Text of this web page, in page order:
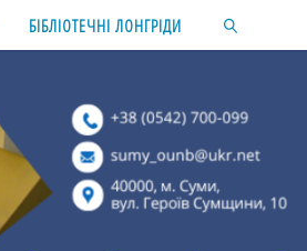
БІБЛІОТЕЧНІ ЛОНГРІДИ